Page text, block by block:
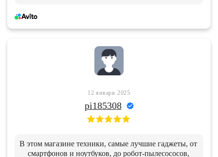
12 января 2025
pi185308
В этом магазине техники, самые лучшие гаджеты, от
смартфонов и ноутбуков, до робот-пылесососов,